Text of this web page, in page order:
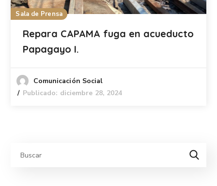
Sala de Prensa
Repara CAPAMA fuga en acueducto
Papagayo I.
Comunicación Social
Publicado: diciembre 28, 2024